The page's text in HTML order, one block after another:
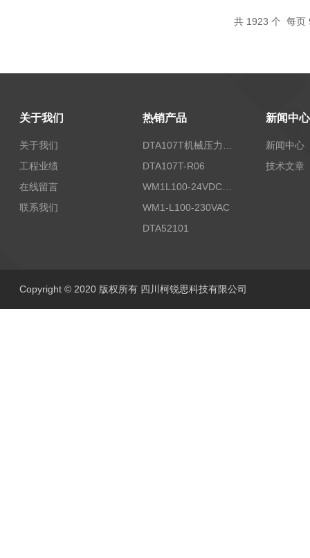
共 1923 个 每
关于我们
关于我们
工程业绩
在线留言
联系我们
热销产品
DTA107T-R06
WM1L100-24VDC/T5X
WM1-L100-230VAC
DTA52101
新闻中心
新闻中心
技术文章
Copyright © 2020 版权所有 四川柯锐思科技有限公司